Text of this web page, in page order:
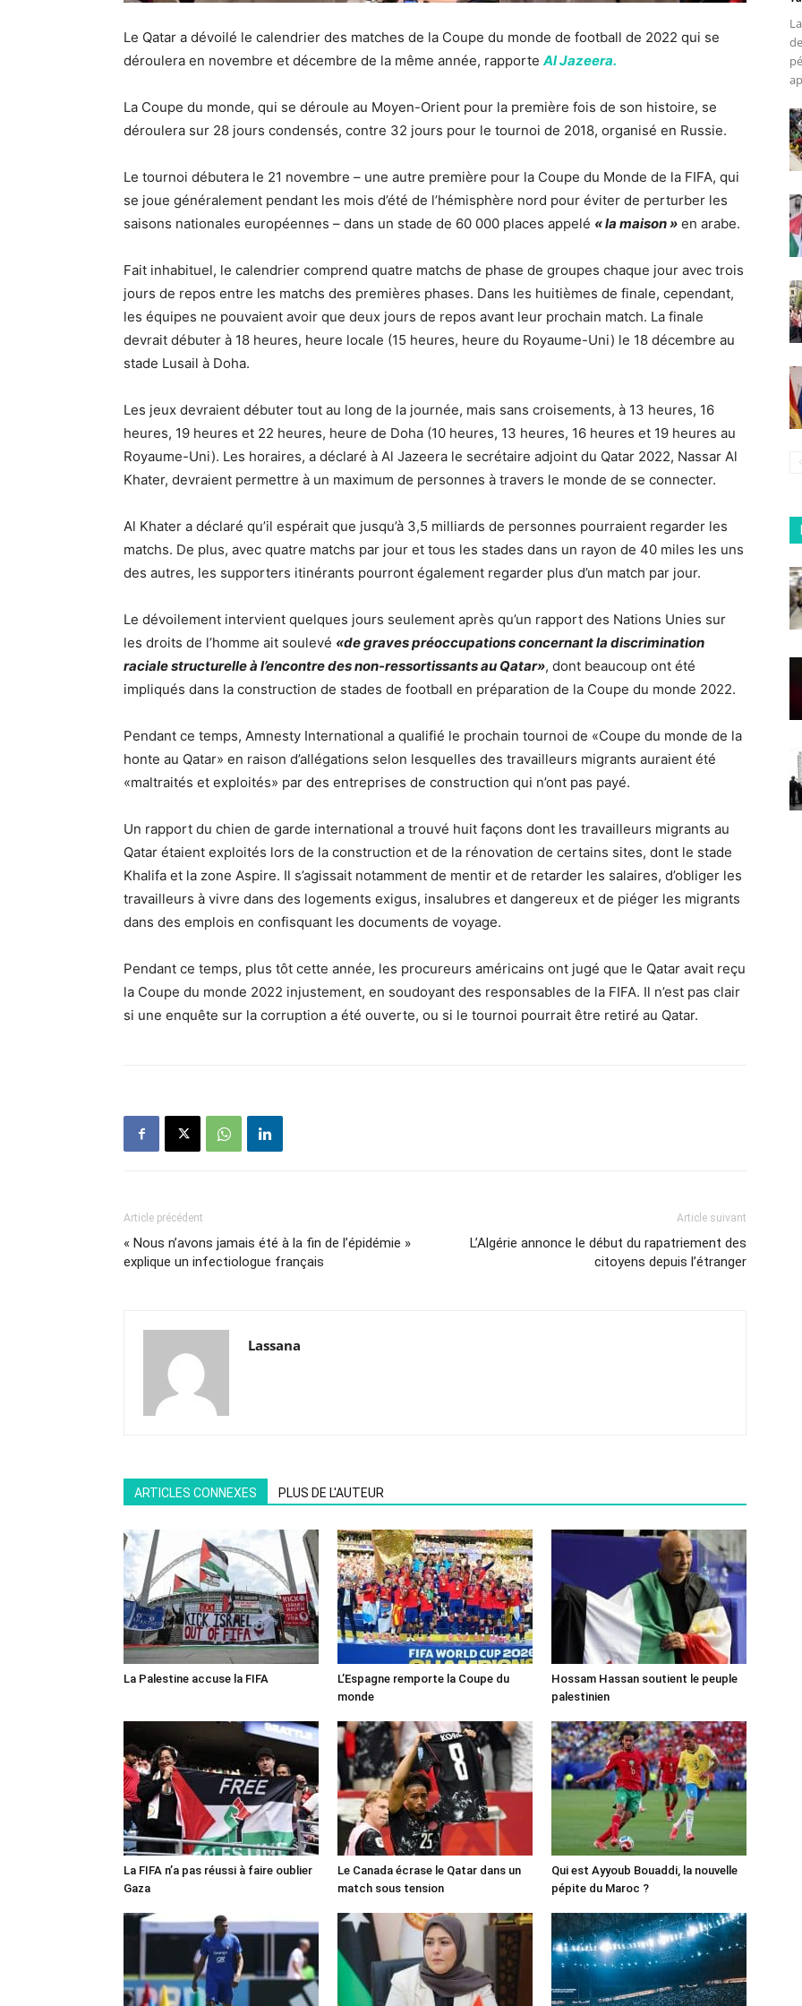
Le Qatar a dévoilé le calendrier des matches de la Coupe du monde de football de 2022 qui se
déroulera en novembre et décembre de la même année, rapporteAl Jazeera.
La Coupe du monde, qui se déroule au Moyen-Orient pour la première fois de son histoire, se
déroulera sur 28 jours condensés, contre 32 jours pour le tournoi de 2018, organisé en Russie.
Le tournoi débutera le 21 novembre – une autre première pour la Coupe du Monde de la FIFA, qui
se joue généralement pendant les mois d’été de l’hémisphère nord pour éviter de perturber les
saisons nationales européennes – dans un stade de 60 000 places appelé « la maison » en arabe.
Fait inhabituel, le calendrier comprend quatre matchs de phase de groupes chaque jour avec trois
jours de repos entre les matchs des premières phases. Dans les huitièmes de finale, cependant,
les équipes ne pouvaient avoir que deux jours de repos avant leur prochain match. La finale
devrait débuter à 18 heures, heure locale (15 heures, heure du Royaume-Uni) le 18 décembre au
stade Lusail à Doha.
Les jeux devraient débuter tout au long de la journée, mais sans croisements, à 13 heures, 16
heures, 19 heures et 22 heures, heure de Doha (10 heures, 13 heures, 16 heures et 19 heures au
Royaume-Uni). Les horaires, a déclaré à Al Jazeera le secrétaire adjoint du Qatar 2022, Nassar Al
Khater, devraient permettre à un maximum de personnes à travers le monde de se connecter.
Al Khater a déclaré qu’il espérait que jusqu’à 3,5 milliards de personnes pourraient regarder les
matchs. De plus, avec quatre matchs par jour et tous les stades dans un rayon de 40 miles les uns
des autres, les supporters itinérants pourront également regarder plus d’un match par jour.
Le dévoilement intervient quelques jours seulement après qu’un rapport des Nations Unies sur
les droits de l’homme ait soulevé «de graves préoccupations concernant la discrimination
raciale structurelle à l’encontre des non-ressortissants au Qatar», dont beaucoup ont été
impliqués dans la construction de stades de football en préparation de la Coupe du monde 2022.
Pendant ce temps, Amnesty International a qualifié le prochain tournoi de «Coupe du monde de la
honte au Qatar» en raison d’allégations selon lesquelles des travailleurs migrants auraient été
«maltraités et exploités» par des entreprises de construction qui n’ont pas payé.
Un rapport du chien de garde international a trouvé huit façons dont les travailleurs migrants au
Qatar étaient exploités lors de la construction et de la rénovation de certains sites, dont le stade
Khalifa et la zone Aspire. Il s’agissait notamment de mentir et de retarder les salaires, d’obliger les
travailleurs à vivre dans des logements exigus, insalubres et dangereux et de piéger les migrants
dans des emplois en confisquant les documents de voyage.
Pendant ce temps, plus tôt cette année, les procureurs américains ont jugé que le Qatar avait reçu
la Coupe du monde 2022 injustement, en soudoyant des responsables de la FIFA. Il n’est pas clair
si une enquête sur la corruption a été ouverte, ou si le tournoi pourrait être retiré au Qatar.
Article précédent
« Nous n’avons jamais été à la fin de l’épidémie »
explique un infectiologue français
Article suivant
L’Algérie annonce le début du rapatriement des
citoyens depuis l’étranger
Lassana
ARTICLES CONNEXES PLUS DE L'AUTEUR
La Palestine accuse la FIFA
L’Espagne remporte la Coupe du
monde
Hossam Hassan soutient le peuple
palestinien
La FIFA n’a pas réussi à faire oublier
Gaza
Le Canada écrase le Qatar dans un
match sous tension
Qui est Ayyoub Bouaddi, la nouvelle
pépite du Maroc ?